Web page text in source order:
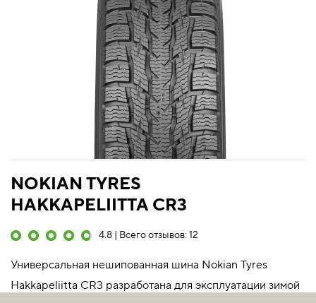
NOKIAN TYRES
HAKKAPELIITTA CR3
4.8 | Всего отзывов: 12
Универсальная нешипованная шина Nokian Tyres
Hakkapeliitta CR3 разработана для эксплуатации зимой